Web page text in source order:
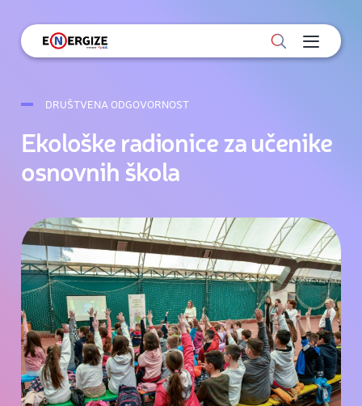
DRUŠTVENA ODGOVORNOST
Ekološke radionice za učenike
osnovnih škola